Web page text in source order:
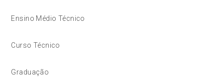
Ensino Médio Técnico
Curso Técnico
Graduação